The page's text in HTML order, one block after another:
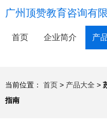
广州顶赞教育咨询有
首页 企业简介 产
当前位置： 首页 > 产品大全 >
指南